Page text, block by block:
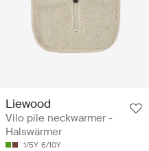
Liewood
Vilo pile neckwarmer -
Halswärmer
1/5Y 6/10Y